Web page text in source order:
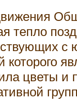
тепло
с
которого
цветы